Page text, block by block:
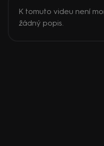
K tomuto videu není
žádný popis.